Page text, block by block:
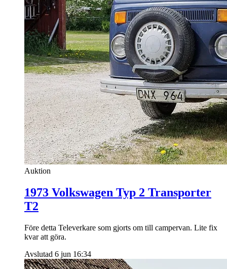
Auktion
1973 Volkswagen Typ 2 Transporter
T2
Före detta Televerkare som gjorts om till campervan. Lite fix
kvar att göra.
Avslutad 6 jun 16:34